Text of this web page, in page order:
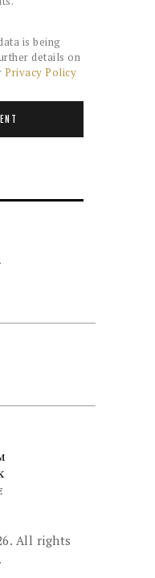
is being
details on
Privacy Policy
All rights